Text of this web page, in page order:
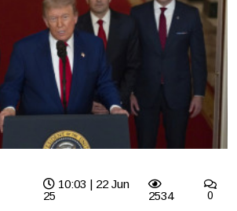
10:03 | 22 Jun
25
2534 0